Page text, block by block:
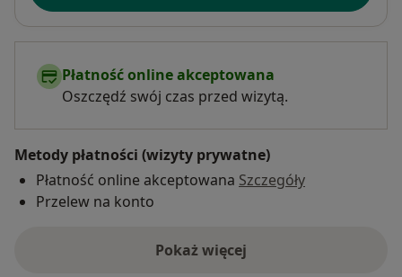
Płatność online akceptowana
Oszczędź swój czas przed wizytą.
Metody płatności (wizyty prywatne)
Płatność online akceptowana Szczegóły
Przelew na konto
Pokaż więcej
o adresie